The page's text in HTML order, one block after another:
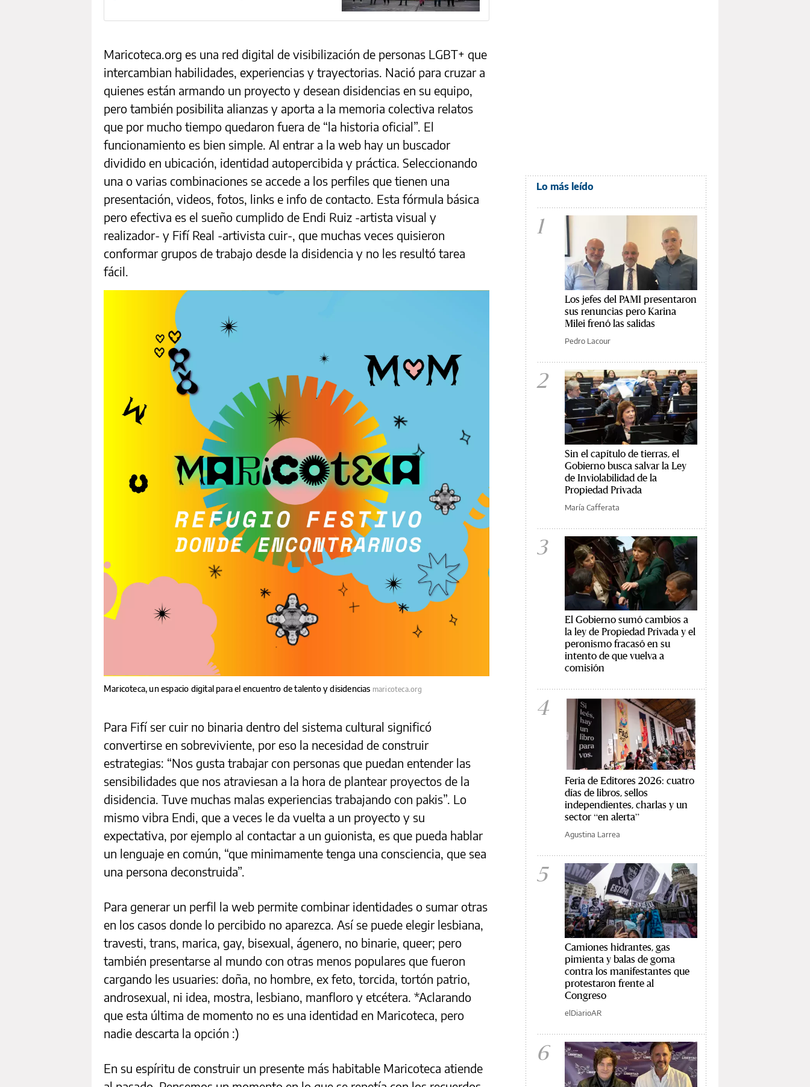
Maricoteca.org es una red digital de visibilización de personas LGBT+ que
intercambian habilidades, experiencias y trayectorias. Nació para cruzar a
quienes están armando un proyecto y desean disidencias en su equipo,
pero también posibilita alianzas y aporta a la memoria colectiva relatos
que por mucho tiempo quedaron fuera de “la historia oficial”. El
funcionamiento es bien simple. Al entrar a la web hay un buscador
dividido en ubicación, identidad autopercibida y práctica. Seleccionando
una o varias combinaciones se accede a los perfiles que tienen una
presentación, videos, fotos, links e info de contacto. Esta fórmula básica
pero efectiva es el sueño cumplido de Endi Ruiz -artista visual y
realizador- y Fifí Real -artivista cuir-, que muchas veces quisieron
conformar grupos de trabajo desde la disidencia y no les resultó tarea
fácil.
Maricoteca, un espacio digital para el encuentro de talento y disidencias maricoteca.org
Para Fifí ser cuir no binaria dentro del sistema cultural significó
convertirse en sobreviviente, por eso la necesidad de construir
estrategias: “Nos gusta trabajar‌ ‌con‌ ‌personas‌ ‌que ‌‌puedan‌ ‌entender‌ ‌las‌
‌sensibilidades‌ ‌que‌ ‌nos‌ ‌atraviesan‌ ‌a‌ ‌la‌ ‌hora‌ ‌de‌ ‌plantear‌ ‌proyectos‌ ‌de‌ ‌la‌
‌disidencia‌. Tuve muchas malas experiencias trabajando con pakis”. Lo
mismo vibra Endi, que a veces le da vuelta a un proyecto y su
expectativa, por ejemplo al contactar a un guionista, es que pueda hablar
un lenguaje en común, “que‌ ‌minimamente‌ ‌tenga‌ ‌una‌ ‌consciencia,‌ ‌que‌ ‌sea‌
‌una‌ ‌persona‌ ‌deconstruida”.‌ ‌
Para generar un perfil la web permite combinar identidades o sumar otras
en los casos donde lo percibido no aparezca. Así se puede elegir lesbiana,
travesti, trans, marica, gay, bisexual, ágenero, no binarie, queer; pero
también presentarse al mundo con otras menos populares que fueron
cargando les usuaries: doña, no hombre, ex feto, torcida, tortón patrio,
androsexual, ni idea, mostra, lesbiano, manfloro y etcétera. *Aclarando
que esta última de momento no es una identidad en Maricoteca, pero
nadie descarta la opción :)
En su espíritu de construir un presente más habitable Maricoteca atiende
Lo más leído
1
Los jefes del PAMI presentaron
sus renuncias pero Karina
Milei frenó las salidas
Pedro Lacour
2
Sin el capítulo de tierras, el
Gobierno busca salvar la Ley
de Inviolabilidad de la
Propiedad Privada
María Cafferata
3
El Gobierno sumó cambios a
la ley de Propiedad Privada y el
peronismo fracasó en su
intento de que vuelva a
comisión
4
Feria de Editores 2026: cuatro
días de libros, sellos
independientes, charlas y un
sector “en alerta”
Agustina Larrea
5
Camiones hidrantes, gas
pimienta y balas de goma
contra los manifestantes que
protestaron frente al
Congreso
elDiarioAR
6